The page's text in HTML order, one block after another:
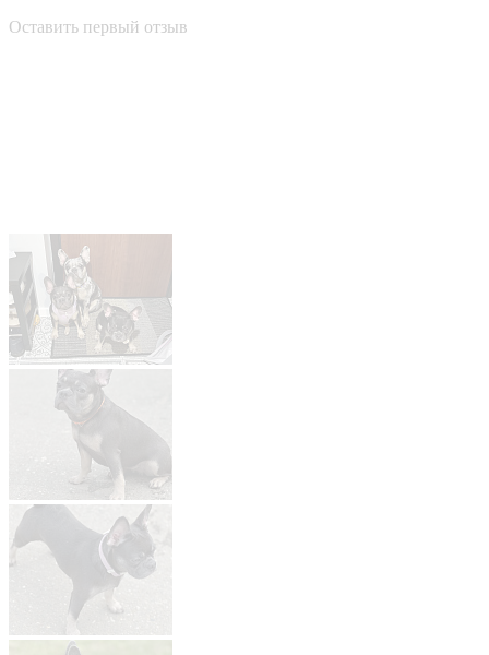
Оставить первый отзыв